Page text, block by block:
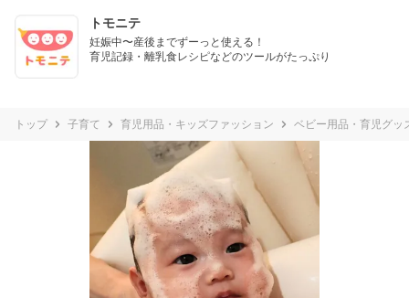
トモニテ
妊娠中〜産後までずーっと使える！
育児記録・離乳食レシピなどのツールがたっぷり
トップ 子育て 育児用品・キッズファッション ベビー用品・育児グッ